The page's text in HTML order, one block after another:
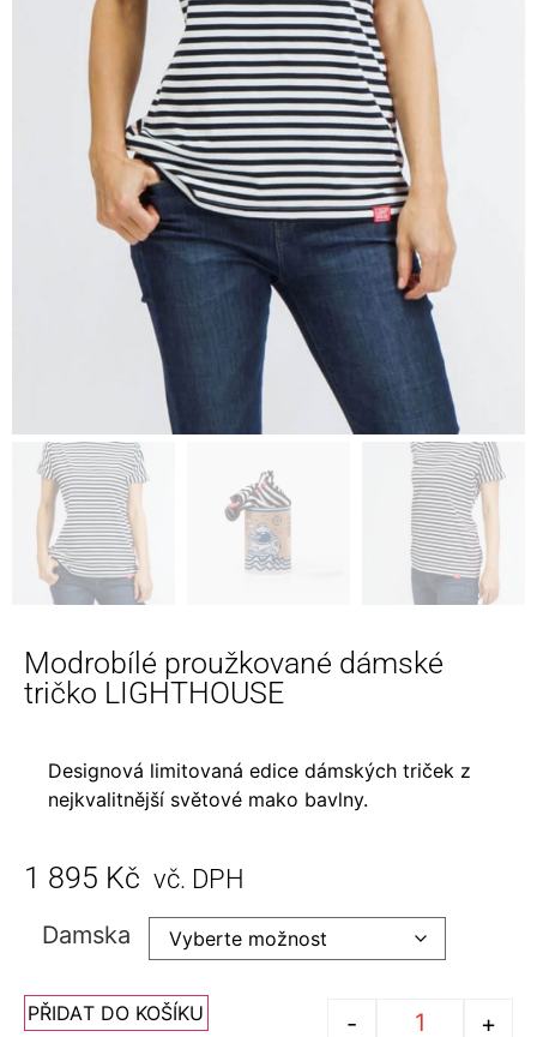
Modrobílé proužkované dámské
tričko LIGHTHOUSE
Designová limitovaná edice dámských triček z
nejkvalitnější světové mako bavlny.
1 895 Kč vč. DPH
Damska
- +
PŘIDAT DO KOŠÍKU